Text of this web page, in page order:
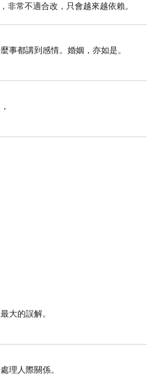
非常不適合改，只會越來越依賴。
事都講到感情。婚姻，亦如是。
大的誤解。
理人際關係。